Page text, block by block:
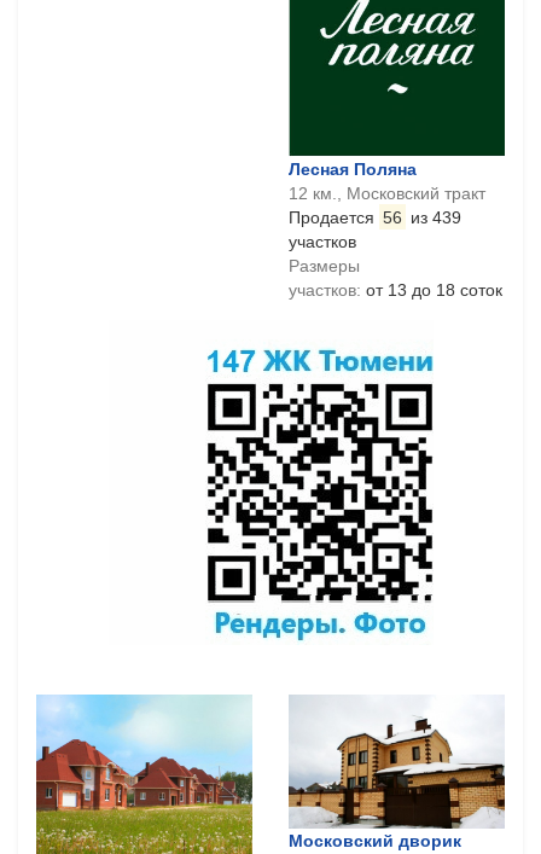
Лесная Поляна
12 км., Московский тракт
Продается 56 из 439
участков
Размеры
участков: от 13 до 18 соток
Московский дворик